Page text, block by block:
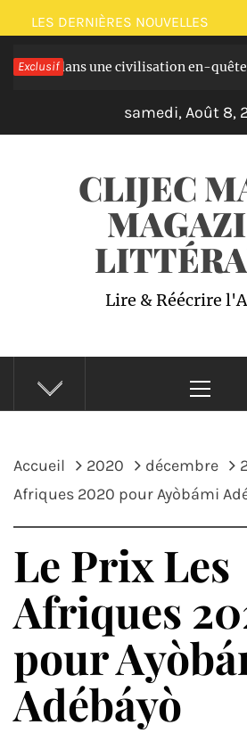
Passer
au
contenu
LES DERNIÈRES NOUVELLES
Exclusif
dans une civilisation en-quête de
samedi, Août 8,
CLIJEC
Lire & Réécrire
Accueil 2020 décembre
Afriques 2020 pour Ayòbámi
Le Prix Les
Afriques
pour
Adébáyò